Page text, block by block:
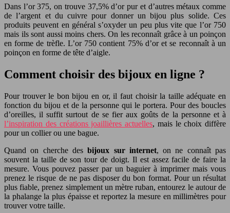
Dans l’or 375, on trouve 37,5% d’or pur et d’autres métaux comme
de l’argent et du cuivre pour donner un bijou plus solide. Ces
produits peuvent en général s’oxyder un peu plus vite que l’or 750
mais ils sont aussi moins chers. On les reconnaît grâce à un poinçon
en forme de trèfle. L’or 750 contient 75% d’or et se reconnaît à un
poinçon en forme de tête d’aigle.
Comment choisir des bijoux en ligne ?
Pour trouver le bon bijou en or, il faut choisir la taille adéquate en
fonction du bijou et de la personne qui le portera. Pour des boucles
d’oreilles, il suffit surtout de se fier aux goûts de la personne et à
l’inspiration des créations joaillières actuelles, mais le choix diffère
pour un collier ou une bague.
Quand on cherche desbijoux sur internet, on ne connaît pas
souvent la taille de son tour de doigt. Il est assez facile de faire la
mesure. Vous pouvez passer par un baguier à imprimer mais vous
prenez le risque de ne pas disposer du bon format. Pour un résultat
plus fiable, prenez simplement un mètre ruban, entourez le autour de
la phalange la plus épaisse et reportez la mesure en millimètres pour
trouver votre taille.